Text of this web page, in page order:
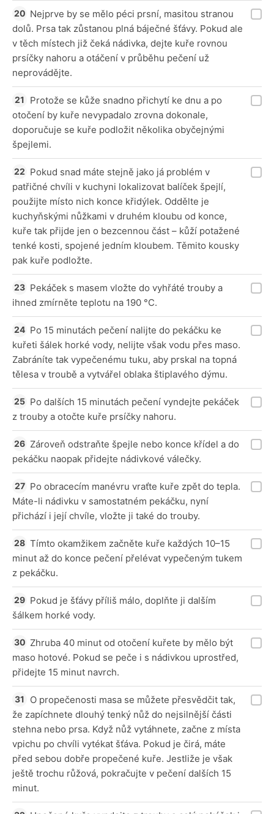
Nejprve by se mělo péci prsní, masitou stranou
dolů. Prsa tak zůstanou plná báječné šťávy. Pokud ale
v těch místech již čeká nádivka, dejte kuře rovnou
prsíčky nahoru a otáčení v průběhu pečení už
neprovádějte.
Protože se kůže snadno přichytí ke dnu a po
otočení by kuře nevypadalo zrovna dokonale,
doporučuje se kuře podložit několika obyčejnými
špejlemi.
Pokud snad máte stejně jako já problém v
patřičné chvíli v kuchyni lokalizovat balíček špejlí,
použijte místo nich konce křidýlek. Oddělte je
kuchyňskými nůžkami v druhém kloubu od konce,
kuře tak přijde jen o bezcennou část – kůží potažené
tenké kosti, spojené jedním kloubem. Těmito kousky
pak kuře podložte.
Pekáček s masem vložte do vyhřáté trouby a
ihned zmírněte teplotu na 190 °C.
Po 15 minutách pečení nalijte do pekáčku ke
kuřeti šálek horké vody, nelijte však vodu přes maso.
Zabráníte tak vypečenému tuku, aby prskal na topná
tělesa v troubě a vytvářel oblaka štiplavého dýmu.
Po dalších 15 minutách pečení vyndejte pekáček
z trouby a otočte kuře prsíčky nahoru.
Zároveň odstraňte špejle nebo konce křídel a do
pekáčku naopak přidejte nádivkové válečky.
Po obracecím manévru vraťte kuře zpět do tepla.
Máte-li nádivku v samostatném pekáčku, nyní
přichází i její chvíle, vložte ji také do trouby.
Tímto okamžikem začněte kuře každých 10–15
minut až do konce pečení přelévat vypečeným tukem
z pekáčku.
Pokud je šťávy příliš málo, doplňte ji dalším
šálkem horké vody.
Zhruba 40 minut od otočení kuřete by mělo být
maso hotové. Pokud se peče i s nádivkou uprostřed,
přidejte 15 minut navrch.
O propečenosti masa se můžete přesvědčit tak,
že zapíchnete dlouhý tenký nůž do nejsilnější části
stehna nebo prsa. Když nůž vytáhnete, začne z místa
vpichu po chvíli vytékat šťáva. Pokud je čirá, máte
před sebou dobře propečené kuře. Jestliže je však
ještě trochu růžová, pokračujte v pečení dalších 15
minut.